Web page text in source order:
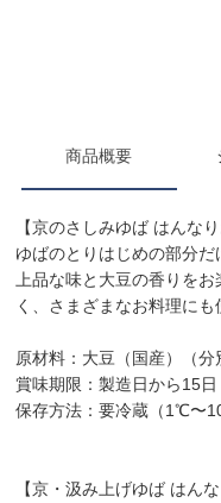
商品概要
【京のさしみゆば はんなり
ゆばのとりはじめの部分だ
上品な味と大豆の香りを
く、さまざまなお料理にも
原材料：大豆（国産）（分
賞味期限：製造日から15日
保存方法：要冷蔵（1℃〜
【京・汲み上げゆば はんな